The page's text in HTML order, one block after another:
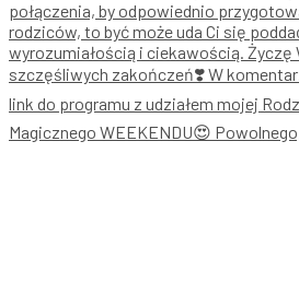
Magicznego WEEKENDU😍